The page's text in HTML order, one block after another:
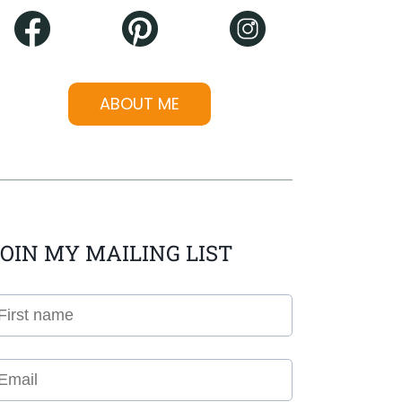
ABOUT ME
MY MAILING LIST